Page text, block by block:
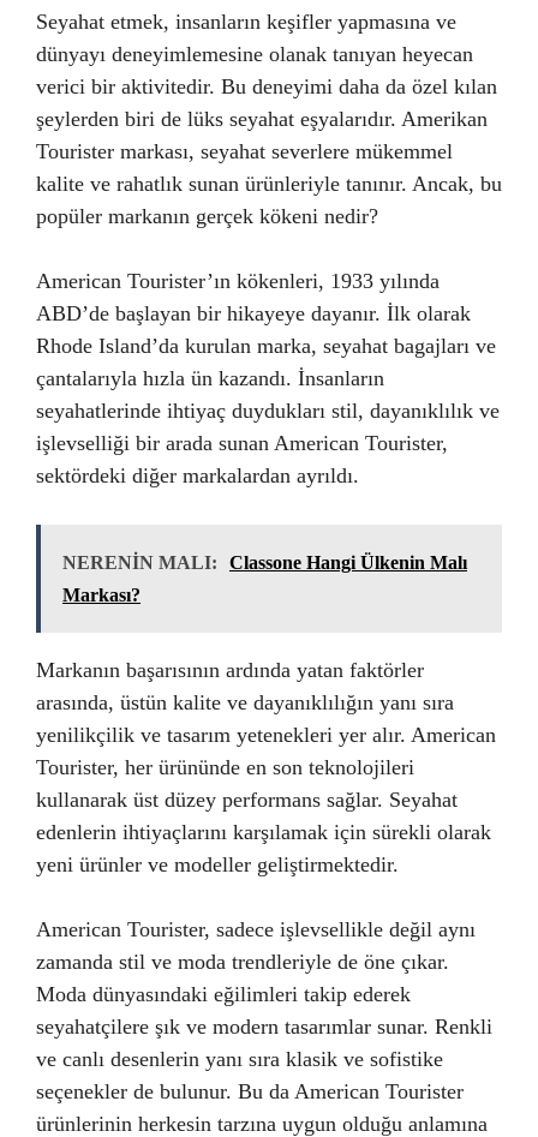
Seyahat etmek, insanların keşifler yapmasına ve
dünyayı deneyimlemesine olanak tanıyan heyecan
verici bir aktivitedir. Bu deneyimi daha da özel kılan
şeylerden biri de lüks seyahat eşyalarıdır. Amerikan
Tourister markası, seyahat severlere mükemmel
kalite ve rahatlık sunan ürünleriyle tanınır. Ancak, bu
popüler markanın gerçek kökeni nedir?
American Tourister’ın kökenleri, 1933 yılında
ABD’de başlayan bir hikayeye dayanır. İlk olarak
Rhode Island’da kurulan marka, seyahat bagajları ve
çantalarıyla hızla ün kazandı. İnsanların
seyahatlerinde ihtiyaç duydukları stil, dayanıklılık ve
işlevselliği bir arada sunan American Tourister,
sektördeki diğer markalardan ayrıldı.
NERENİN MALI:
Classone Hangi Ülkenin Malı
Markası?
Markanın başarısının ardında yatan faktörler
arasında, üstün kalite ve dayanıklılığın yanı sıra
yenilikçilik ve tasarım yetenekleri yer alır. American
Tourister, her ürününde en son teknolojileri
kullanarak üst düzey performans sağlar. Seyahat
edenlerin ihtiyaçlarını karşılamak için sürekli olarak
yeni ürünler ve modeller geliştirmektedir.
American Tourister, sadece işlevsellikle değil aynı
zamanda stil ve moda trendleriyle de öne çıkar.
Moda dünyasındaki eğilimleri takip ederek
seyahatçilere şık ve modern tasarımlar sunar. Renkli
ve canlı desenlerin yanı sıra klasik ve sofistike
seçenekler de bulunur. Bu da American Tourister
ürünlerinin herkesin tarzına uygun olduğu anlamına